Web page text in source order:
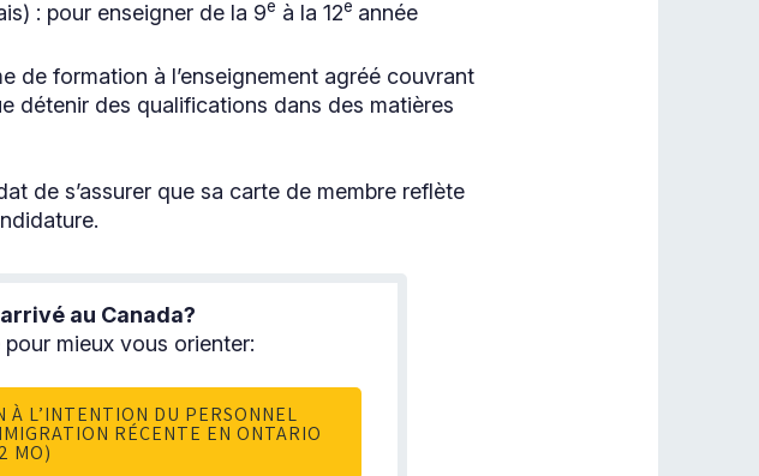
: pour enseigner de la 9e à la 12e année
de formation à l’enseignement agréé couvrant
détenir des qualifications dans des matières
de s’assurer que sa carte de membre reflète
au Canada?
mieux vous orienter:
À L’INTENTION DU PERSONNEL
RÉCENTE EN ONTARIO
MO)